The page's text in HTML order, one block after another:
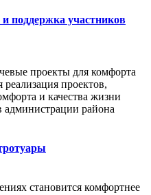
поддержка участников
проекты для комфорта
проектов,
и качества жизни
района
становится комфортнее